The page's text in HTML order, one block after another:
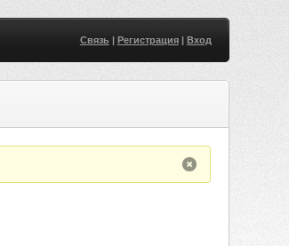
Связь| Регистрация| Вход